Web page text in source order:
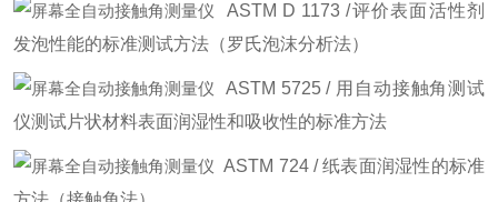
ASTM D 1173 /评价表面活性剂
发泡性能的标准测试方法（罗氏泡沫分析法）
ASTM 5725 / 用自动接触角测试
仪测试片状材料表面润湿性和吸收性的标准方法
ASTM 724 / 纸表面润湿性的标准